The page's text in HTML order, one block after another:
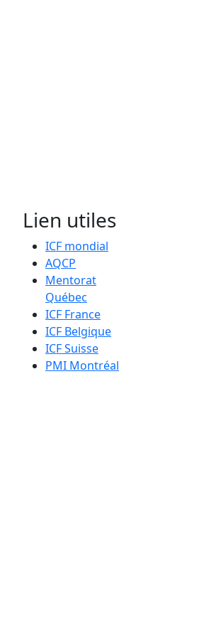
Lien utiles
ICF mondial
AQCP
Mentorat
Québec
ICF France
ICF Belgique
ICF Suisse
PMI Montréal